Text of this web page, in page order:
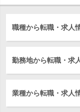
職種から転職・求人
勤務地から転職・求
業種から転職・求人